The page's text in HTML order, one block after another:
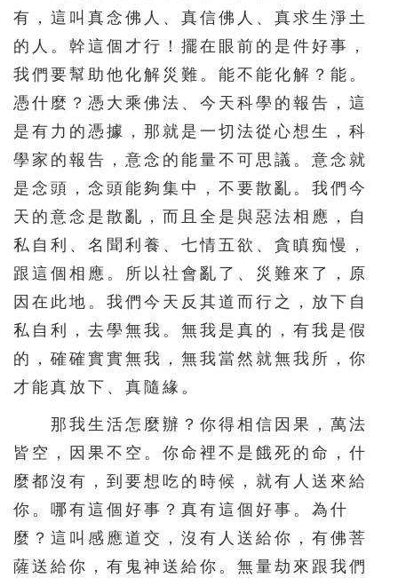
有，這叫真念佛人、真信佛人、真求生淨土
的人。幹這個才行！擺在眼前的是件好事，
我們要幫助他化解災難。能不能化解？能。
憑什麼？憑大乘佛法、今天科學的報告，這
是有力的憑據，那就是一切法從心想生，科
學家的報告，意念的能量不可思議。意念就
是念頭，念頭能夠集中，不要散亂。我們今
天的意念是散亂，而且全是與惡法相應，自
私自利、名聞利養、七情五欲、貪瞋痴慢，
跟這個相應。所以社會亂了、災難來了，原
因在此地。我們今天反其道而行之，放下自
私自利，去學無我。無我是真的，有我是假
的，確確實實無我，無我當然就無我所，你
才能真放下、真隨緣。
那我生活怎麼辦？你得相信因果，萬法
皆空，因果不空。你命裡不是餓死的命，什
麼都沒有，到要想吃的時候，就有人送來給
你。哪有這個好事？真有這個好事。為什
麼？這叫感應道交，沒有人送給你，有佛菩
薩送給你，有鬼神送給你。無量劫來跟我們